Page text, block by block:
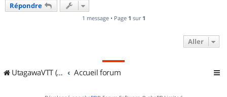
Répondre
1 message • Page 1 sur 1
Aller
UtagawaVTT (Randos VTT et VTTAE avec traces GPS) Accueil forum